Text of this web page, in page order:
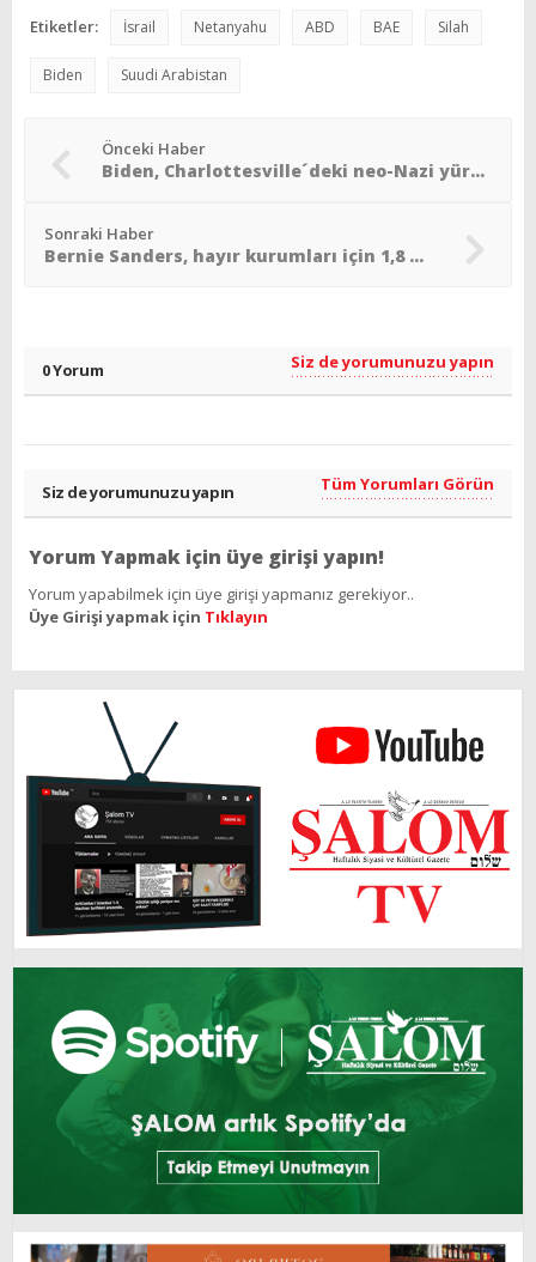
Etiketler: İsrail Netanyahu ABD BAE Silah
Biden Suudi Arabistan
Önceki Haber
Biden, Charlottesville´deki neo-Nazi yürüyüşünü hatırlattı
Sonraki Haber
Bernie Sanders, hayır kurumları için 1,8 milyon dolar topladı
0 Yorum Siz de yorumunuzu yapın
Siz de yorumunuzu yapın Tüm Yorumları Görün
Yorum Yapmak için üye girişi yapın!
Yorum yapabilmek için üye girişi yapmanız gerekiyor..
Üye Girişi yapmak için Tıklayın